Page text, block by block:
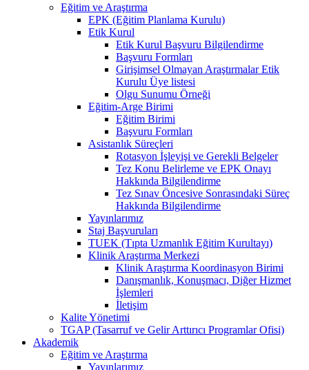
Eğitim ve Araştırma
EPK (Eğitim Planlama Kurulu)
Etik Kurul
Etik Kurul Başvuru Bilgilendirme
Başvuru Formları
Girişimsel Olmayan Araştırmalar Etik
Kurulu Üye listesi
Olgu Sunumu Örneği
Eğitim-Arge Birimi
Eğitim Birimi
Başvuru Formları
Asistanlık Süreçleri
Rotasyon İşleyişi ve Gerekli Belgeler
Tez Konu Belirleme ve EPK Onayı
Hakkında Bilgilendirme
Tez Sınav Öncesive Sonrasındaki Süreç
Hakkında Bilgilendirme
Yayınlarımız
Staj Başvuruları
TUEK (Tıpta Uzmanlık Eğitim Kurultayı)
Klinik Araştırma Merkezi
Klinik Araştırma Koordinasyon Birimi
Danışmanlık, Konuşmacı, Diğer Hizmet
İşlemleri
İletişim
Kalite Yönetimi
TGAP (Tasarruf ve Gelir Arttırıcı Programlar Ofisi)
Akademik
Eğitim ve Araştırma
Yayınlarımız